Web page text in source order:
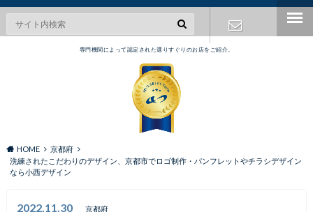
専門機関によって認定された選りすぐりのお店をご紹介。
HOME
京都府
洗練されたこだわりのデザイン、京都市でロゴ制作・パンフレットやチラシデザイン
なら小西デザイン
2022.11.30 京都府